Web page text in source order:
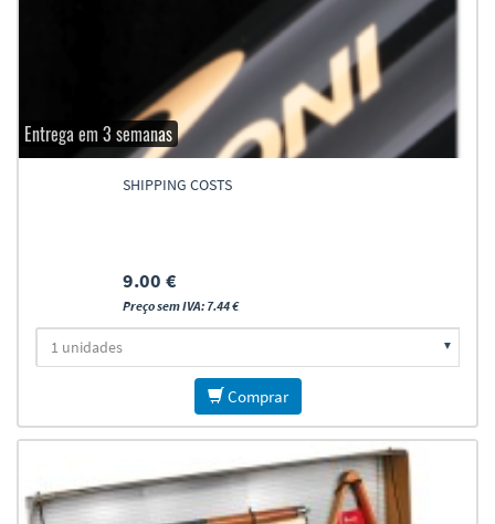
Entrega em 3 semanas
SHIPPING COSTS
9.00 €
Preço sem IVA: 7.44 €
Comprar